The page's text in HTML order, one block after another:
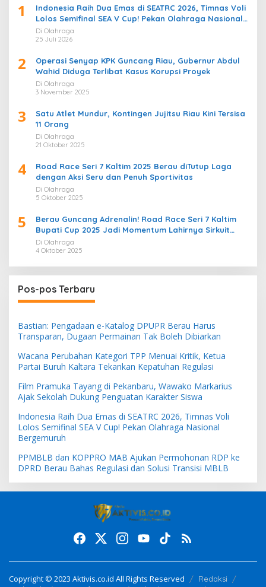
1
Indonesia Raih Dua Emas di SEATRC 2026, Timnas Voli
Lolos Semifinal SEA V Cup! Pekan Olahraga Nasional
Bergemuruh
Di Olahraga
25 Juli 2026
2
Operasi Senyap KPK Guncang Riau, Gubernur Abdul
Wahid Diduga Terlibat Kasus Korupsi Proyek
Di Olahraga
3 November 2025
3
Satu Atlet Mundur, Kontingen Jujitsu Riau Kini Tersisa
11 Orang
Di Olahraga
21 Oktober 2025
4
Road Race Seri 7 Kaltim 2025 Berau diTutup Laga
dengan Aksi Seru dan Penuh Sportivitas
Di Olahraga
5 Oktober 2025
5
Berau Guncang Adrenalin! Road Race Seri 7 Kaltim
Bupati Cup 2025 Jadi Momentum Lahirnya Sirkuit
Permanen 2026
Di Olahraga
4 Oktober 2025
Pos-pos Terbaru
Bastian: Pengadaan e-Katalog DPUPR Berau Harus
Transparan, Dugaan Permainan Tak Boleh Dibiarkan
Wacana Perubahan Kategori TPP Menuai Kritik, Ketua
Partai Buruh Kaltara Tekankan Kepatuhan Regulasi
Film Pramuka Tayang di Pekanbaru, Wawako Markarius
Ajak Sekolah Dukung Penguatan Karakter Siswa
Indonesia Raih Dua Emas di SEATRC 2026, Timnas Voli
Lolos Semifinal SEA V Cup! Pekan Olahraga Nasional
Bergemuruh
PPMBLB dan KOPPRO MAB Ajukan Permohonan RDP ke
DPRD Berau Bahas Regulasi dan Solusi Transisi MBLB
Copyright © 2023 Aktivis.co.id All Rights Reserved
Redaksi